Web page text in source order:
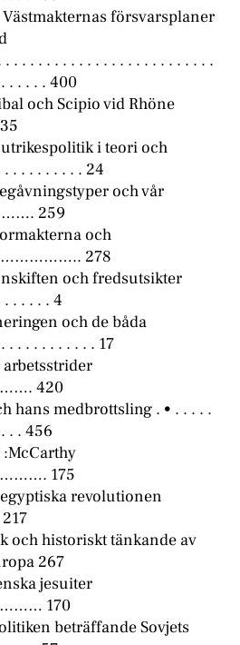
försvarsplaner
. . . . . . . . . . . . . . . . . . . . . . . . .
. . . . . 400
och Scipio vid Rhöne
i teori och
. . . . . . . . . 24
och vår
259
och
278
och fredsutsikter
. . . . . 4
och de båda
. . . . . . . . . . 17
arbetsstrider
420
hans medbrottsling . • . . . . .
. . 456
175
revolutionen
och historiskt tänkande av
267
jesuiter
170
beträffande Sovjets